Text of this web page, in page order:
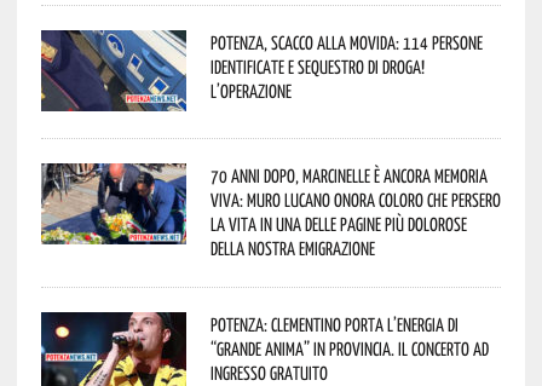
Potenza, scacco alla movida: 114 persone
identificate e sequestro di droga!
L’operazione
70 anni dopo, Marcinelle è ancora memoria
viva: Muro Lucano onora coloro che persero
la vita in una delle pagine più dolorose
della nostra emigrazione
Potenza: Clementino porta l’energia di
“Grande Anima” in provincia. Il concerto ad
ingresso gratuito